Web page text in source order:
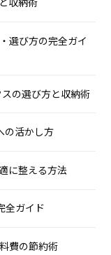
収納術
選び方の完全ガイ
の選び方と収納術
の活かし方
に整える方法
全ガイド
費の節約術